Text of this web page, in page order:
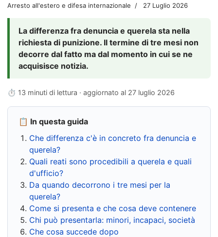
Arresto all'estero e difesa internazionale 27 Luglio 2026
La differenza fra denuncia e querela sta nella
richiesta di punizione. Il termine di tre mesi non
decorre dal fatto ma dal momento in cui se ne
acquisisce notizia.
⏱ 13 minuti di lettura · aggiornato al 27 luglio 2026
📋 In questa guida
Che differenza c'è in concreto fra denuncia e
querela?
Quali reati sono procedibili a querela e quali
d'ufficio?
Da quando decorrono i tre mesi per la
querela?
Come si presenta e che cosa deve contenere
Chi può presentarla: minori, incapaci, società
Che cosa succede dopo